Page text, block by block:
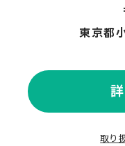
東京都
取り